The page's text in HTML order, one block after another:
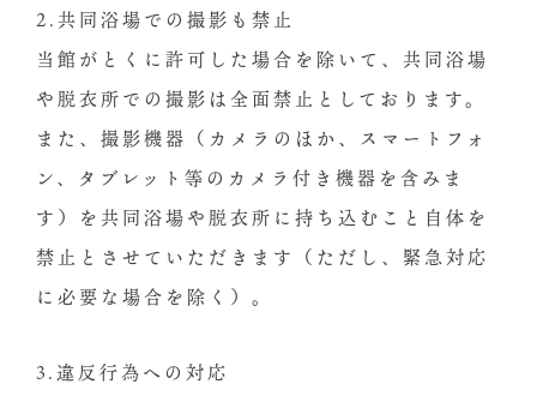
2.共同浴場での撮影も禁止
当館がとくに許可した場合を除いて、共同浴場
や脱衣所での撮影は全面禁止としております。
また、撮影機器（カメラのほか、スマートフォ
ン、タブレット等のカメラ付き機器を含みま
す）を共同浴場や脱衣所に持ち込むこと自体を
禁止とさせていただきます（ただし、緊急対応
に必要な場合を除く）。
3.違反行為への対応